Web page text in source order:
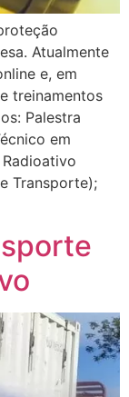
Atualmente
e, em
treinamentos
Palestra
em
Transporte);